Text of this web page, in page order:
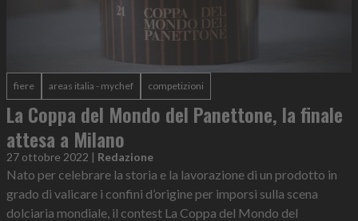
fiere areas italia - mychef competizioni
La Coppa del Mondo del Panettone, la finale
attesa a Milano
27 ottobre 2022 | Redazione
Nato per celebrare la storia e la lavorazione di un prodotto in
grado di valicare i confini d’origine per imporsi sulla scena
dolciaria mondiale, il contest La Coppa del Mondo del